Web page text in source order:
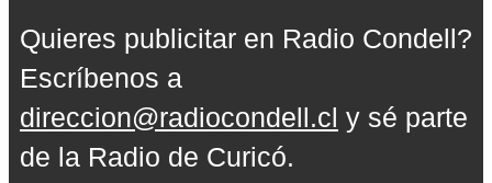
Quieres publicitar en Radio Condell?
Escríbenos a
direccion@radiocondell.cl y sé parte
de la Radio de Curicó.